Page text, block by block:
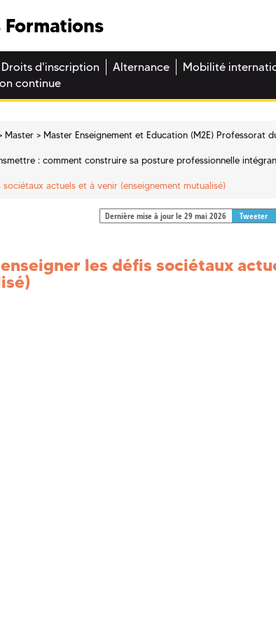
Droits d'inscription Alternance Mobilité
continue
Master
Master Enseignement et Education (M2E) Professorat
: comment construire sa posture professionnelle
actuels et à venir (enseignement mutualisé)
Dernière mise à jour le 29 mai 2026 Tweeter
les défis sociétaux